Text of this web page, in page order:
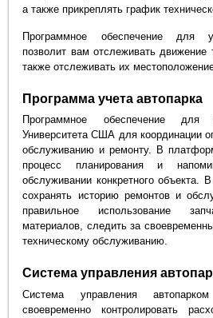
а также прикреплять график
Программное обеспечение для
позволит вам отслеживать движение
также отслеживать их
Программа учета автопарка
Программное обеспечение
Университета США для координации
обслуживанию и ремонту. В
процесс планирования и
обслуживании конкретного объекта.
сохранять историю ремонтов и
правильное использование
материалов, следить за
техническому обслуживанию.
Система управления
Система управления
своевременно контролировать